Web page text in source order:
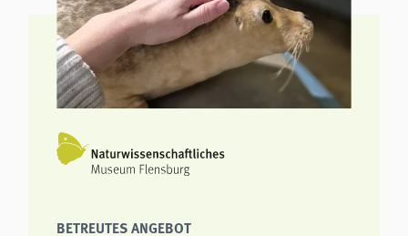
BETREUTES ANGEBOT